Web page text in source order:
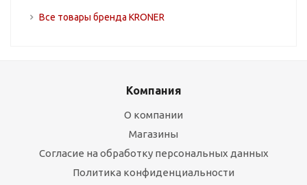
Все товары бренда KRONER
Компания
О компании
Магазины
Согласие на обработку персональных данных
Политика конфиденциальности